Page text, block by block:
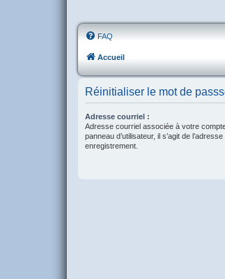
FAQ
Accueil
Réinitialiser le mot de
Adresse courriel :
Adresse courriel associée à votre
panneau d’utilisateur, il s’agit de
enregistrement.